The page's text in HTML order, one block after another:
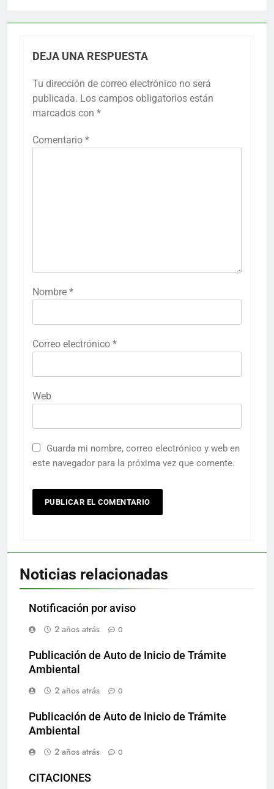
DEJA UNA RESPUESTA
Tu dirección de correo electrónico no será
publicada. Los campos obligatorios están
marcados con *
Comentario *
Nombre *
Correo electrónico *
Web
Guarda mi nombre, correo electrónico y web en
este navegador para la próxima vez que comente.
Noticias relacionadas
Notificación por aviso
2 años atrás
0
Publicación de Auto de Inicio de Trámite
Ambiental
2 años atrás
0
Publicación de Auto de Inicio de Trámite
Ambiental
2 años atrás
0
CITACIONES